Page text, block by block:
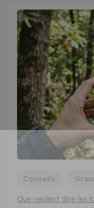
Conseils
Que veulent dire les